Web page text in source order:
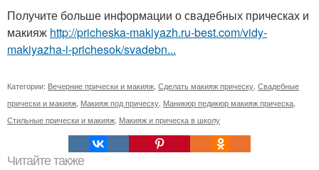
Получите больше информации о свадебных прическах и
макияж http://pricheska-makiyazh.ru-best.com/vidy-
makiyazha-i-prichesok/svadebn...
Категории: Вечерние прически и макияж Сделать макияж прическу Свадебные
прически и макияж Макияж под прическу Маникюр педикюр макияж прическа
Стильные прически и макияж Макияж и прическа в школу
Читайте также